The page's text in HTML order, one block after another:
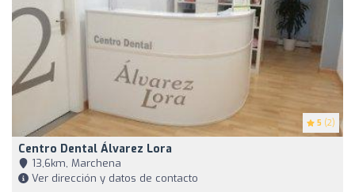
5 (2)
Centro Dental Álvarez Lora
13,6km, Marchena
Ver dirección y datos de contacto